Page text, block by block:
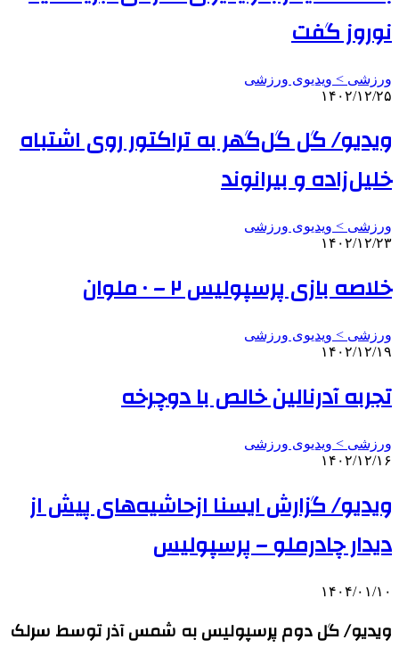
نوروز گفت
ورزشی > ویدیوی ورزشی
۱۴۰۲/۱۲/۲۵
ویدیو/ گل گل‌گهر به تراکتور روی اشتباه
خلیل‌زاده و بیرانوند
ورزشی > ویدیوی ورزشی
۱۴۰۲/۱۲/۲۳
خلاصه بازی پرسپولیس ۲ – ۰ ملوان
ورزشی > ویدیوی ورزشی
۱۴۰۲/۱۲/۱۹
تجربه آدرنالین خالص با دوچرخه
ورزشی > ویدیوی ورزشی
۱۴۰۲/۱۲/۱۶
ویدیو/ گزارش ایسنا ازحاشیه‌های پیش از
دیدار چادرملو – پرسپولیس
۱۴۰۴/۰۱/۱۰
ویدیو/ گل دوم پرسپولیس به شمس آذر توسط سرلک